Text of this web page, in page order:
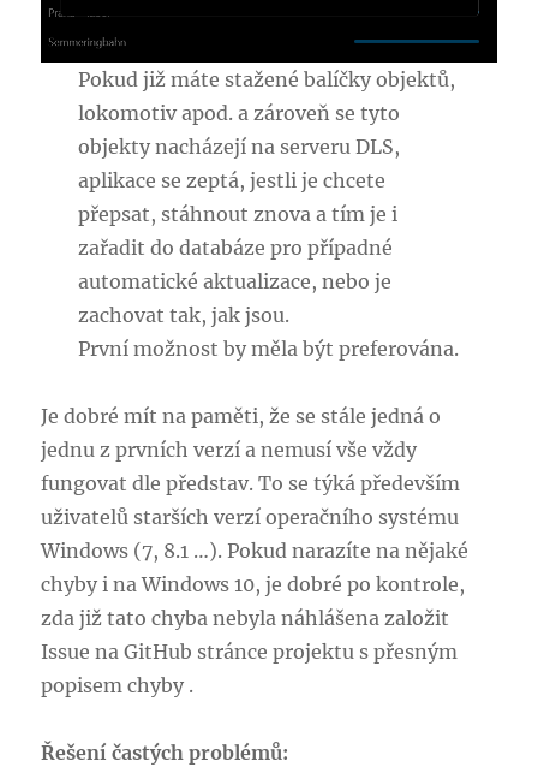
Pokud již máte stažené balíčky objektů,
lokomotiv apod. a zároveň se tyto
objekty nacházejí na serveru DLS,
aplikace se zeptá, jestli je chcete
přepsat, stáhnout znova a tím je i
zařadit do databáze pro případné
automatické aktualizace, nebo je
zachovat tak, jak jsou.
První možnost by měla být preferována.
Je dobré mít na paměti, že se stále jedná o
jednu z prvních verzí a nemusí vše vždy
fungovat dle představ. To se týká především
uživatelů starších verzí operačního systému
Windows (7, 8.1 …). Pokud narazíte na nějaké
chyby i na Windows 10, je dobré po kontrole,
zda již tato chyba nebyla náhlášena založit
Issue na GitHub stránce projektu s přesným
popisem chyby .
Řešení častých problémů: